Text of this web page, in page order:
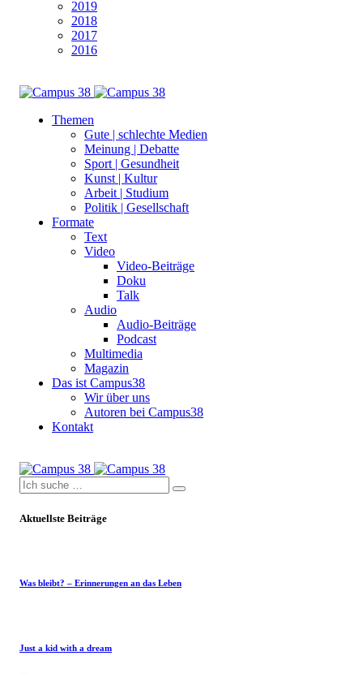
2019
2018
2017
2016
Themen
Gute | schlechte Medien
Meinung | Debatte
Sport | Gesundheit
Kunst | Kultur
Arbeit | Studium
Politik | Gesellschaft
Formate
Text
Video
Video-Beiträge
Doku
Talk
Audio
Audio-Beiträge
Podcast
Multimedia
Magazin
Das ist Campus38
Wir über uns
Autoren bei Campus38
Kontakt
Aktuellste Beiträge
Was bleibt? – Erinnerungen an das Leben
Just a kid with a dream